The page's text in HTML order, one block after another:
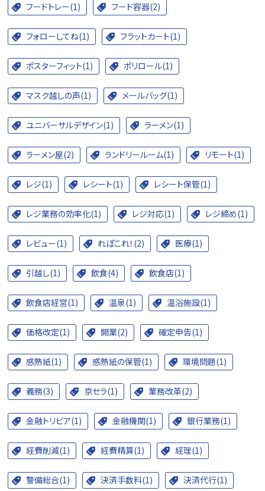
フードトレー(1) フード容器(2)
フォローしてね(1) フラットカート(1)
ポスターフィット(1) ポリロール(1)
マスク越しの声(1) メールバッグ(1)
ユニバーサルデザイン(1) ラーメン(1)
ラーメン屋(2) ランドリールーム(1) リモート(1)
レジ(1) レシート(1) レシート保管(1)
レジ業務の効率化(1) レジ対応(1) レジ締め(1)
レビュー(1) れぽこれ！(2) 医療(1)
引越し(1) 飲食(4) 飲食店(1)
飲食店経営(1) 温泉(1) 温浴施設(1)
価格改定(1) 開業(2) 確定申告(1)
感熱紙(1) 感熱紙の保管(1) 環境問題(1)
義務(3) 京セラ(1) 業務改革(2)
金融トリビア(1) 金融機関(1) 銀行業務(1)
経費削減(1) 経費精算(1) 経理(1)
警備総合(1) 決済手数料(1) 決済代行(1)